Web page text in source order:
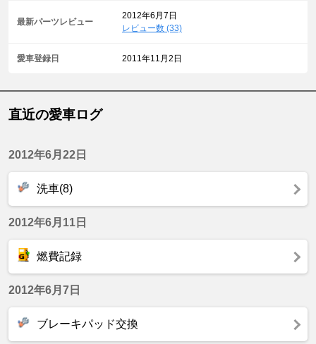
最新パーツレビュー
2012年6月7日
レビュー数 (33)
愛車登録日 2011年11月2日
直近の愛車ログ
2012年6月22日
洗車(8)
2012年6月11日
燃費記録
2012年6月7日
ブレーキパッド交換